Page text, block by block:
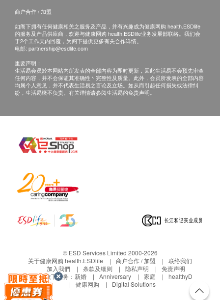
商户合作 / 加盟
如阁下拥有任何健康相关之服务及产品，并有兴趣成为健康网购 health.ESDlife
的服务及产品供应商，欢迎与健康网购 health.ESDlife业务发展部联络。我们会
于2个工作天内回覆，为阁下提供更多有关合作详情。
电邮: partnership@esdlife.com
重要声明：
生活易会员於本网站内所发表的全部内容为即时更新，因此生活易不会预先审查
任何内容，并不会保证其准确性丶完整性及质量。此外，会员所发表的全部内容
均属个人意见，并不代表生活易之言论及立场。如从而引起任何损失或法律纠
纷，生活易概不负责。有关详情请参阅生活易的免责声明。
© ESD Services Limited 2000-2026
关于健康网购 health.ESDlife
商户合作 / 加盟
联络我们
加入我們
条款及细则 隐私声明
免责声明
生活易旗下业务： 新婚 Anniversary 家庭
healthyD
健康网购
Digital Solutions